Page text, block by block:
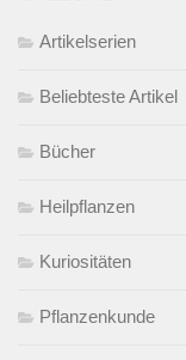
Artikelserien
Beliebteste Artikel
Bücher
Heilpflanzen
Kuriositäten
Pflanzenkunde